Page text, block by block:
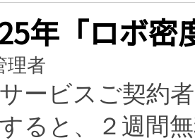
年「ロボ密
理者
ービスご契約
ると、２週間